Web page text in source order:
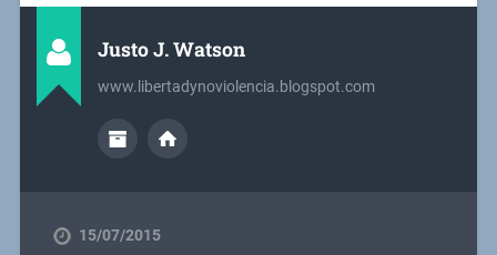
Justo J. Watson
www.libertadynoviolencia.blogspot.com
15/07/2015